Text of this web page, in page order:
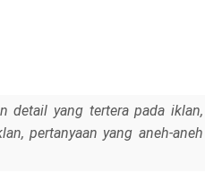
yang tertera pada
pertanyaan yang aneh-